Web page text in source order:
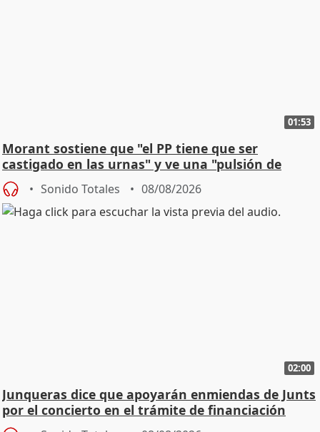
01:53
Morant sostiene que "el PP tiene que ser
castigado en las urnas" y ve una "pulsión de
cambio"
Sonido Totales 08/08/2026
02:00
Junqueras dice que apoyarán enmiendas de Junts
por el concierto en el trámite de financiación